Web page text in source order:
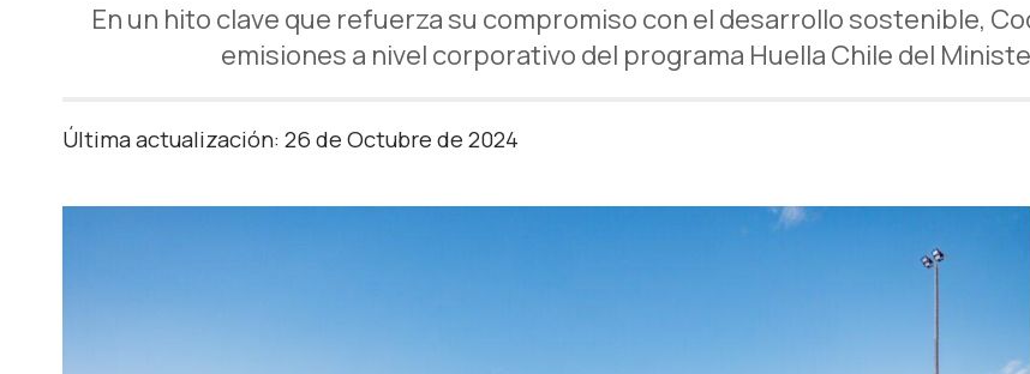
En un hito clave que refuerza su compromiso con el desarrollo sostenible,
emisiones a nivel corporativo del programa Huella Chile del
Última actualización: 26 de Octubre de 2024